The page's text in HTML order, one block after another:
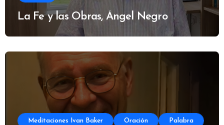
La Fe y las Obras, Ángel Negro
Meditaciones Ivan Baker Oración Palabra